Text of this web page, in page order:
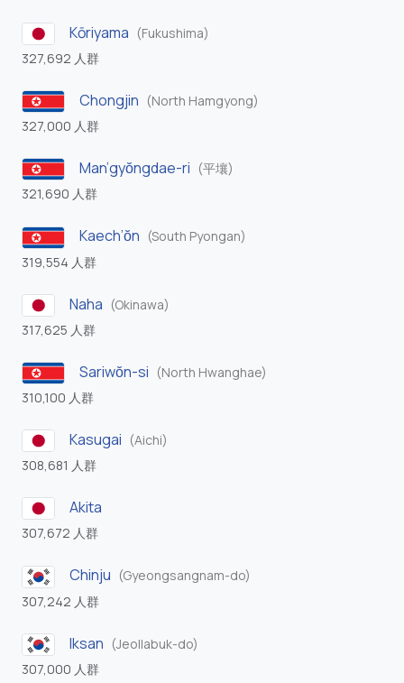
Kōriyama (Fukushima)
327,692 人群
Chongjin (North Hamgyong)
327,000 人群
Man’gyŏngdae-ri (平壤)
321,690 人群
Kaech’ŏn (South Pyongan)
319,554 人群
Naha (Okinawa)
317,625 人群
Sariwŏn-si (North Hwanghae)
310,100 人群
Kasugai (Aichi)
308,681 人群
Akita
307,672 人群
Chinju (Gyeongsangnam-do)
307,242 人群
Iksan (Jeollabuk-do)
307,000 人群